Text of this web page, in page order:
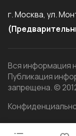
г. Москва, ул.
Вся информация
Публикация
запрещена. ©